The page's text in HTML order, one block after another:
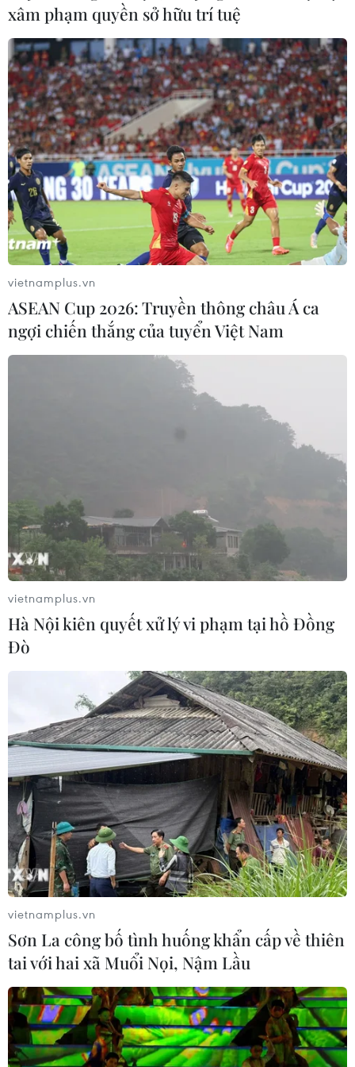
Cô gái 19 tuổi hiến tạng, mang lại cơ hội
“hồi sinh” cho 6 người khác
28/05/2026 01:47
Điều khiến người thân day dứt nhất là những lời nói
tưởng như vu vơ của L. khi còn khỏe mạnh: “Mẹ ơi, sau
này con cho người ta mắt được không?”, “Mẹ ơi, có ai
Bệnh viện Việt Đức thực hiện kỷ lục 21
trường hợp ghép tạng trong một tuần
26/05/2026 07:27
Trong tổng số 21 trường hợp ghép, có 19 trường hợp
được thực hiện từ nguồn tạng của 3 người cho chết não
với sự đồng thuận hiến tạng đầy nhân văn của các gia
đình.
xâm phạm quyền sở hữu trí tuệ
vietnamplus.vn
ASEAN Cup 2026: Truyền thông châu Á ca
ngợi chiến thắng của tuyển Việt Nam
vietnamplus.vn
Hà Nội kiên quyết xử lý vi phạm tại hồ Đồng
Đò
vietnamplus.vn
Sơn La công bố tình huống khẩn cấp về thiên
tai với hai xã Muổi Nọi, Nậm Lầu